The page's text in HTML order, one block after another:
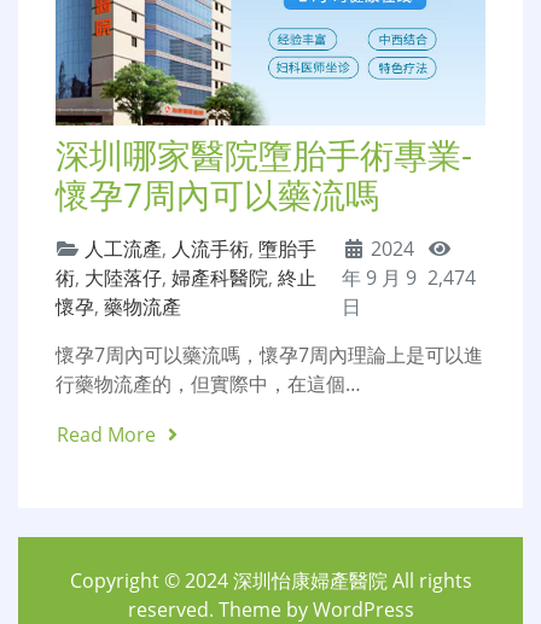
深圳哪家醫院墮胎手術專業-
懷孕7周內可以藥流嗎
人工流產, 人流手術, 墮胎手
術, 大陸落仔, 婦產科醫院, 終止
懷孕, 藥物流產
2024
年 9 月 9
日
2,474
懷孕7周內可以藥流嗎，懷孕7周內理論上是可以進
行藥物流產的，但實際中，在這個…
Read More
Copyright © 2024深圳怡康婦產醫院All rights
reserved. Theme byWordPress